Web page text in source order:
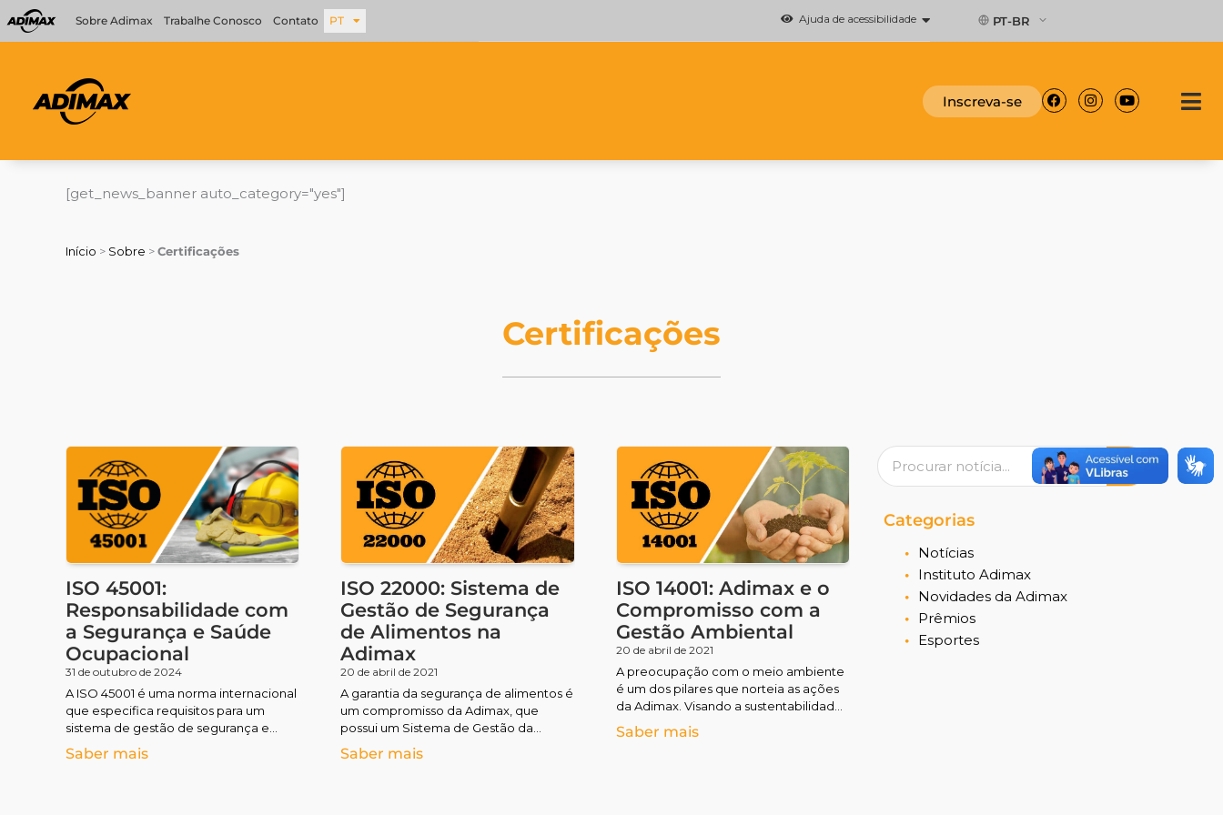
para
Sobre Adimax Trabalhe Conosco Contato PT Ajuda de acessibilidade PT-BR
Inscreva-se Facebook
InstagramYoutube
[get_news_banner auto_category="yes"]
Início > Sobre > Certificações
Certificações
ISO 45001:
Responsabilidade com
a Segurança e Saúde
Ocupacional
31 de outubro de 2024
A ISO 45001 é uma norma internacional
que especifica requisitos para um
sistema de gestão de segurança e
saúde ocupacional. Seu objetivo
principal é garantir
Saber mais
ISO 22000: Sistema de
Gestão de Segurança
de Alimentos na
Adimax
20 de abril de 2021
A garantia da segurança de alimentos é
um compromisso da Adimax, que
possui um Sistema de Gestão da
Segurança de Alimentos corporativo e
certificado, na
Saber mais
ISO 14001: Adimax e o
Compromisso com a
Gestão Ambiental
20 de abril de 2021
A preocupação com o meio ambiente
é um dos pilares que norteia as ações
da Adimax. Visando a sustentabilidade
dos processos, a empresa investe no
Saber mais
Pesquisar
Categorias
Notícias
Instituto Adimax
Novidades da Adimax
Prêmios
Esportes